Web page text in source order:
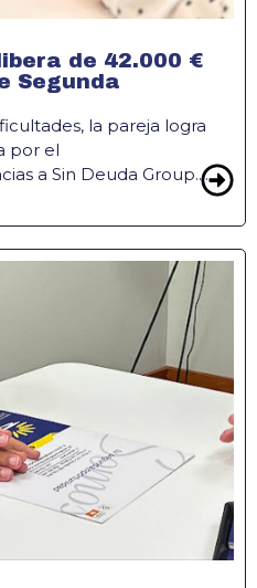
de 42.000 €
Segunda
la pareja logra
por el
a Sin Deuda Group....